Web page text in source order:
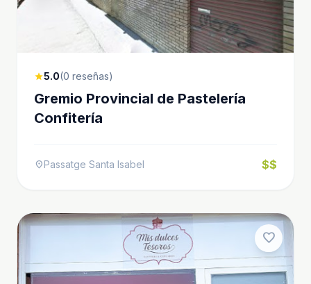
star5.0(0 reseñas)
Gremio Provincial de Pastelería
Confitería
location_onPassatge Santa Isabel $$
favorite